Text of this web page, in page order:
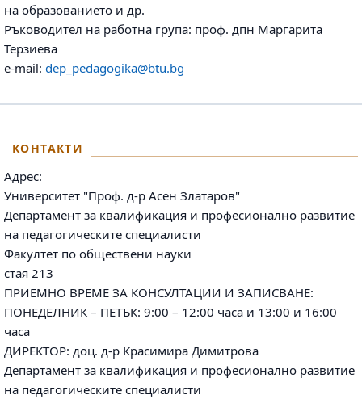
на образованието и др.
Ръководител на работна група: проф. дпн Маргарита
Терзиева
e-mail: dep_pedagogika@btu.bg
КОНТАКТИ
Адрес:
Университет "Проф. д-р Асен Златаров"
Департамент за квалификация и професионално развитие
на педагогическите специалисти
Факултет по обществени науки
стая 213
ПРИЕМНО ВРЕМЕ ЗА КОНСУЛТАЦИИ И ЗАПИСВАНЕ:
ПОНЕДЕЛНИК – ПЕТЪК: 9:00 – 12:00 часа и 13:00 и 16:00
часа
ДИРЕКТОР: доц. д-р Красимира Димитрова
Департамент за квалификация и професионално развитие
на педагогическите специалисти